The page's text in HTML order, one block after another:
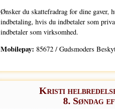
Ønsker du skat­te­fradrag for dine gaver,
ind­be­ta­ling, hvis du ind­be­ta­ler som
ind­be­ta­ler som virksomhed.
Mobile­pay: 85672 / Guds­mo­ders
Kristi
8. Søndag